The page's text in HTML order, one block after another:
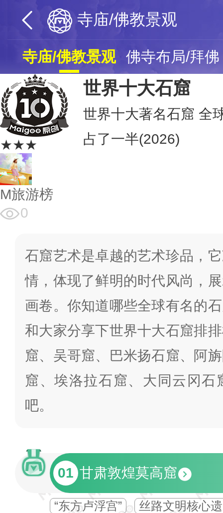
寺庙/佛教景观
寺庙/佛教景观 佛寺布局/拜佛
★★★
世界十大石窟
世界十大著名石窟 全
占了一半(2026)
M旅游榜
0
石窟艺术是卓越的艺术珍品，
情，体现了鲜明的时代风尚，
画卷。你知道哪些全球有名的
和大家分享下世界十大石窟排
窟、吴哥窟、巴米扬石窟、阿
窟、埃洛拉石窟、大同云冈石
吧。
01 甘肃敦煌莫高窟
“东方卢浮宫”
丝路文明核心